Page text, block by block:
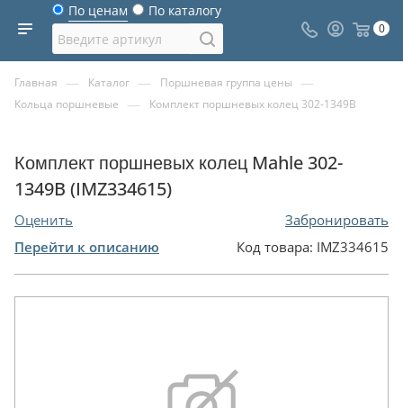
По ценам По каталогу
0
Главная — Каталог — Поршневая группа цены —
Кольца поршневые — Комплект поршневых колец 302-1349B
Комплект поршневых колец Mahle 302-
1349B (IMZ334615)
Оценить
Забронировать
Перейти к описанию
Код товара: IMZ334615